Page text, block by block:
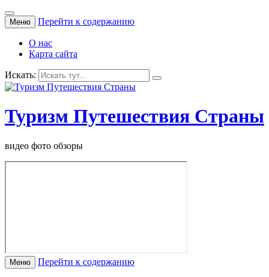
Меню Перейти к содержанию
О нас
Карта сайта
Искать:
Туризм Путешествия Страны
видео фото обзоры
Меню Перейти к содержанию